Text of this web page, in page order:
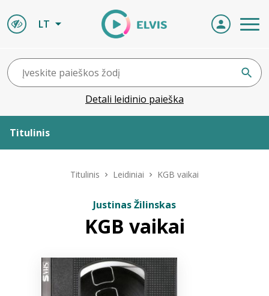
LT
Detali leidinio paieška
Titulinis
Naujienos
Titulinis Leidiniai KGB vaikai
Justinas Žilinskas
KGB vaikai